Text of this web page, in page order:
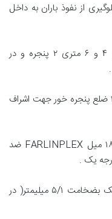
از نفوذ باران به داخل
۹- تعداد پنجره ها در کانکس های بطول ۴ و ۶ متری ۲ پنجره و در
*تعداد پنجره ها در کیوسک های نگهبانی ۳ ضلع پنجره خور جهت اشراف
۱۰-تخته کف : از جنس تخته هفت لائی ۱۸ میل FARLINPLEX ضد
۱۱-کفپوش : از جنس PVC رولی درجه یک بضخامت ۵/۱ میلیمتر( در